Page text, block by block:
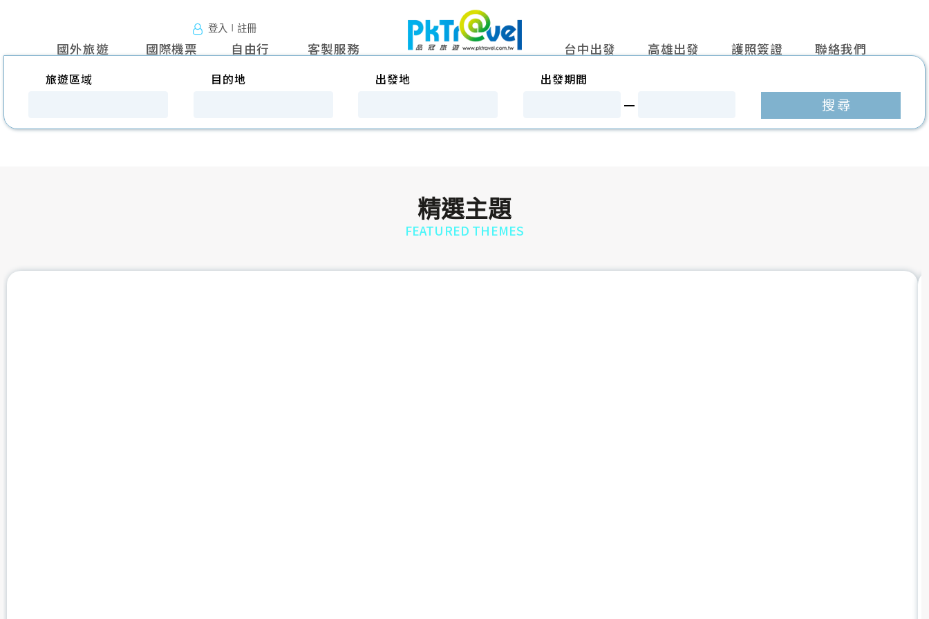
登入∣註冊
國外旅
國外旅遊 國際機票 自由行 客製服務 台中出發 高雄出發 護照簽證 聯絡我們
往前
旅遊區域 目的地 出發地 出發期間
精選主題
FEATURED THEMES